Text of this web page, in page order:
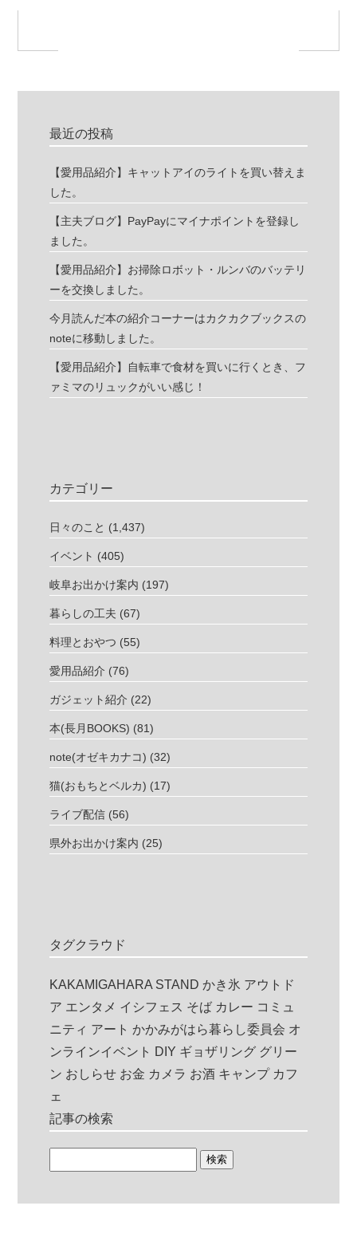
最近の投稿
【愛用品紹介】キャットアイのライトを買い替えま
した。
【主夫ブログ】PayPayにマイナポイントを登録し
ました。
【愛用品紹介】お掃除ロボット・ルンバのバッテリ
ーを交換しました。
今月読んだ本の紹介コーナーはカクカクブックスの
noteに移動しました。
【愛用品紹介】自転車で食材を買いに行くとき、フ
ァミマのリュックがいい感じ！
カテゴリー
日々のこと (1,437)
イベント (405)
岐阜お出かけ案内 (197)
暮らしの工夫 (67)
料理とおやつ (55)
愛用品紹介 (76)
ガジェット紹介 (22)
本(長月BOOKS) (81)
note(オゼキカナコ) (32)
猫(おもちとベルカ) (17)
ライブ配信 (56)
県外お出かけ案内 (25)
タグクラウド
KAKAMIGAHARA STAND かき氷 アウトド
ア エンタメ イシフェス そば カレー コミュ
ニティ アート かかみがはら暮らし委員会 オ
ンラインイベント DIY ギョザリング グリー
ン おしらせ お金 カメラ お酒 キャンプ カフ
ェ
記事の検索